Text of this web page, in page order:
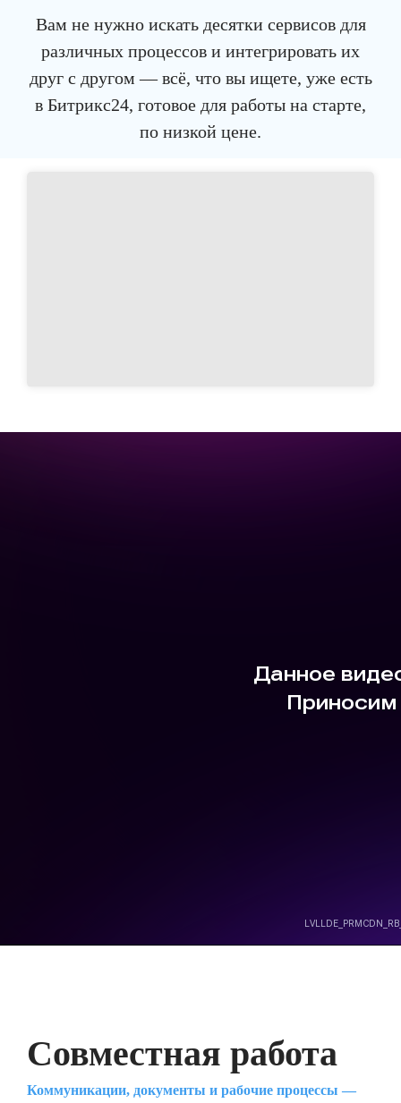
Вам не нужно искать десятки сервисов для
различных процессов и интегрировать их
друг с другом — всё, что вы ищете, уже есть
в Битрикс24, готовое для работы на старте,
по низкой цене.
Совместная работа
Коммуникации, документы и рабочие процессы —